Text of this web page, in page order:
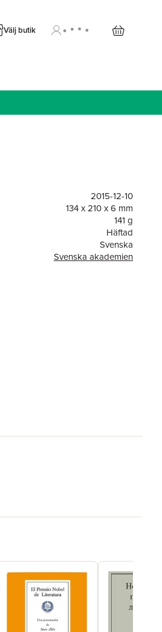
Välj butik
2015-12-10
134 x 210 x 6 mm
141 g
Häftad
Svenska
Svenska akademien